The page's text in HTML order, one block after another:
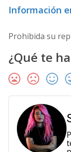
Información
Prohibida su
¿Qué te